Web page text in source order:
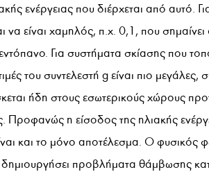
ενέργειας που διέρχεται από αυτό.
να είναι χαμηλός, π.χ. 0,1, που
Για συστήματα σκίασης που
του συντελεστή g είναι πιο
ήδη στους εσωτερικούς χώρους
Προφανώς η είσοδος της ηλιακής
και το μόνο αποτέλεσμα. Ο φυσικός
δημιουργήσει προβλήματα θάμβωσης